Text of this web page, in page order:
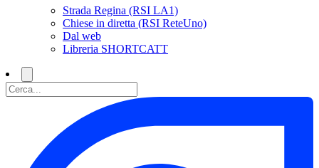
Strada Regina (RSI LA1)
Chiese in diretta (RSI ReteUno)
Dal web
Libreria SHORTCATT